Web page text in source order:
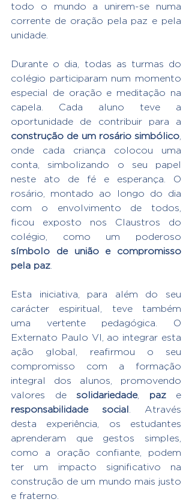
todo o mundo a unirem-se numa
corrente de oração pela paz e pela
unidade.
Durante o dia, todas as turmas do
colégio participaram num momento
especial de oração e meditação na
capela. Cada aluno teve a
construção de um rosário simbólico,
onde cada criança colocou uma
conta, simbolizando o seu papel
neste ato de fé e esperança. O
rosário, montado ao longo do dia
com o envolvimento de todos,
ficou exposto nos Claustros do
símbolo de união e compromisso
pela paz.
Esta iniciativa, para além do seu
carácter espiritual, teve também
uma vertente pedagógica. O
Externato Paulo VI, ao integrar esta
ação global, reafirmou o seu
compromisso com a formação
integral dos alunos, promovendo
valores de solidariedade, paz
responsabilidade social. Através
desta experiência, os estudantes
aprenderam que gestos simples,
como a oração confiante, podem
ter um impacto significativo na
construção de um mundo mais justo
e fraterno.